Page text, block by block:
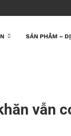
SẢN PHẨM –
vẫn